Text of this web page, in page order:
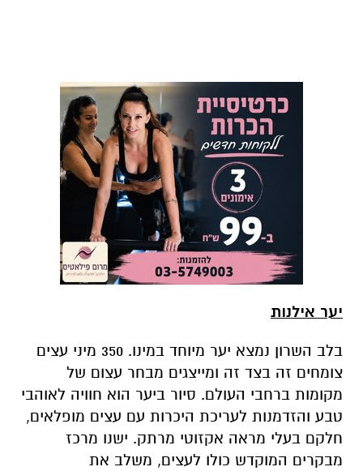
יער אילנות
בלב השרון נמצא יער מיוחד במינו. 350 מיני עצים
צומחים זה בצד זה ומייצגים מבחר עצום של
מקומות ברחבי העולם. סיור ביער הוא חוויה לאוהבי
טבע והזדמנות לעריכת היכרות עם עצים מופלאים,
חלקם בעלי מראה אקזוטי מרתק. ישנו מרכז
מבקרים המוקדש כולו לעצים, משלב את